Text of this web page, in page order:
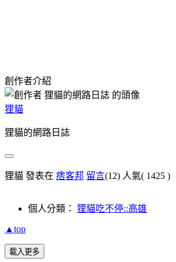
創作者介紹
狸貓
狸貓的網路日誌
狸貓 發表在 痞客邦 留言(12) 人氣( 1425 )
個人分類： 狸貓吃不停::高雄
▲top
載入更多